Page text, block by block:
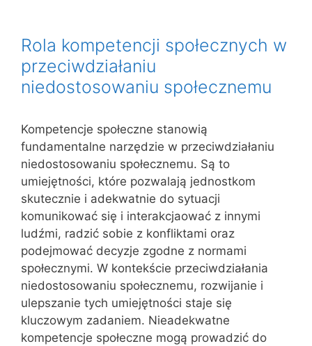
Rola kompetencji społecznych w
przeciwdziałaniu
niedostosowaniu społecznemu
Kompetencje społeczne stanowią
fundamentalne narzędzie w przeciwdziałaniu
niedostosowaniu społecznemu. Są to
umiejętności, które pozwalają jednostkom
skutecznie i adekwatnie do sytuacji
komunikować się i interakcjaować z innymi
ludźmi, radzić sobie z konfliktami oraz
podejmować decyzje zgodne z normami
społecznymi. W kontekście przeciwdziałania
niedostosowaniu społecznemu, rozwijanie i
ulepszanie tych umiejętności staje się
kluczowym zadaniem. Nieadekwatne
kompetencje społeczne mogą prowadzić do